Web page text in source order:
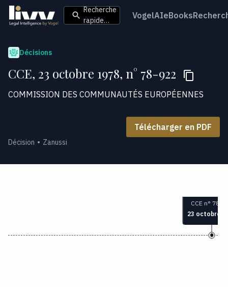
Recherche
rapide…
VogelAIeBooks
Décisions
CCE, 23 octobre 1978, n° 78-922
COMMISSION DES COMMUNAUTÉS EUROPÉENNES
Télécharger en PDF
Décision Zanussi
CCE n° 78-
23 octobre